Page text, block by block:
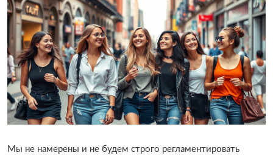
Мы не намерены и не будем строго регламентировать